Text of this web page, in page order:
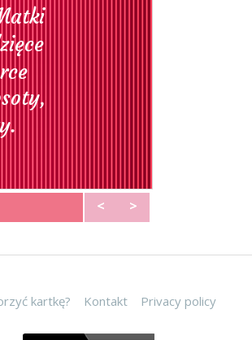
< >
kartkę? Kontakt Privacy policy